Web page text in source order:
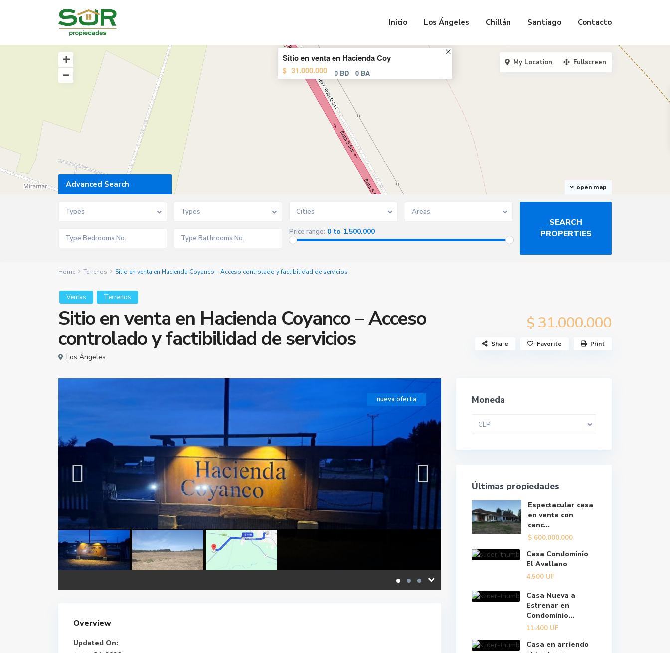
Inicio Los Ángeles Chillán Santiago Contacto
Sitio en venta en Hacienda Coy
$ 31.000.000 0 BD 0 BA
open map
My Location Fullscreen
Advanced Search
Types Types Cities Areas
Price range: 0 to 1.500.000
Home Terrenos Sitio en venta en Hacienda Coyanco – Acceso controlado y factibilidad de servicios
Ventas Terrenos
Sitio en venta en Hacienda Coyanco – Acceso
controlado y factibilidad de servicios
$ 31.000.000
Los Ángeles
Share Favorite Print
nueva oferta
Overview
Updated On:
Moneda
CLP
Últimas propiedades
Espectacular casa
en venta con
canc...
$ 600.000.000
Casa Condominio
El Avellano
4.500 UF
Casa Nueva a
Estrenar en
Condominio...
11.400 UF
Casa en arriendo